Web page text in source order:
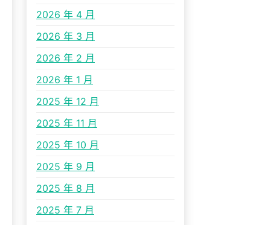
2026 年 4 月
2026 年 3 月
2026 年 2 月
2026 年 1 月
2025 年 12 月
2025 年 11 月
2025 年 10 月
2025 年 9 月
2025 年 8 月
2025 年 7 月